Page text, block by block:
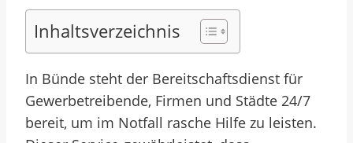
Inhaltsverzeichnis
In Bünde steht der Bereitschaftsdienst für
Gewerbetreibende, Firmen und Städte 24/7
bereit, um im Notfall rasche Hilfe zu leisten.